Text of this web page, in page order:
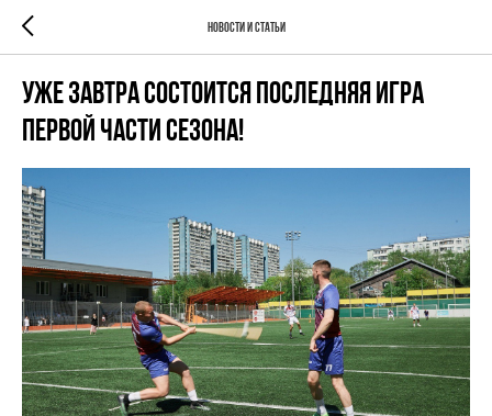
Новости и Статьи
Уже завтра состоится последняя игра
первой части сезона!